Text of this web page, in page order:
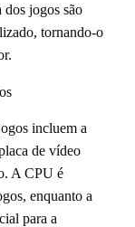
jogos são
tornando-o
incluem a
de vídeo
A CPU é
enquanto a
para a